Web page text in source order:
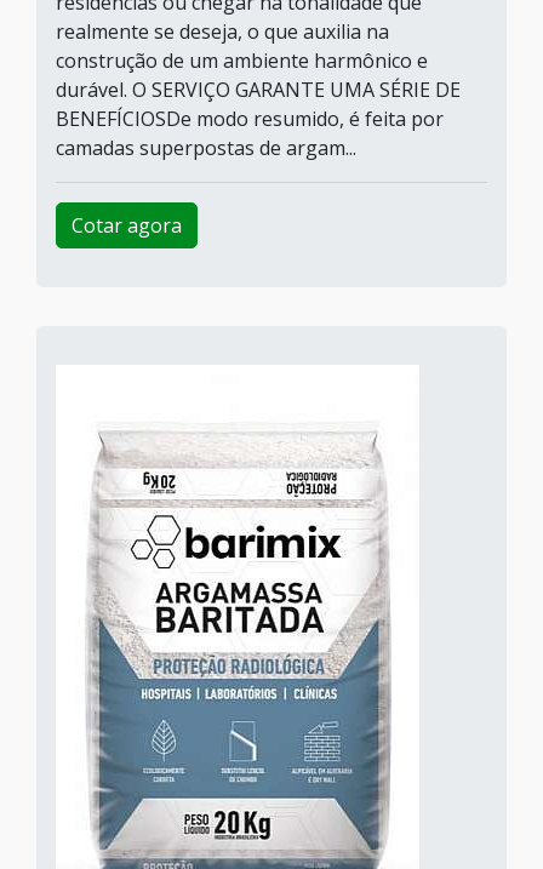
realmente se deseja, o que auxilia na
construção de um ambiente harmônico e
durável. O SERVIÇO GARANTE UMA SÉRIE DE
BENEFÍCIOSDe modo resumido, é feita por
camadas superpostas de argam...
Cotar agora